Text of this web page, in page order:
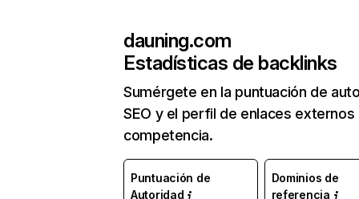
dauning.com
Estadísticas de backlinks
Sumérgete en la puntuación de
SEO y el perfil de enlaces externos
competencia.
Puntuación de
Autoridad
Dominios de
referencia